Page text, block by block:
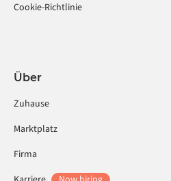
Cookie-Richtlinie
Über
Zuhause
Marktplatz
Firma